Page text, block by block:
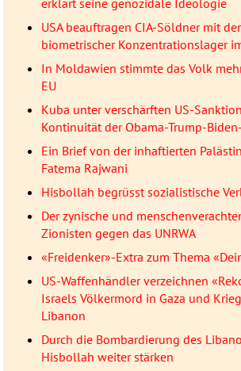
USA beauftragen CIA-Söldner mit
biometrischer Konzentrationslager
In Moldawien stimmte das Volk
EU
Kuba unter verschärften US-
Kontinuität der Obama-Trump-
Ein Brief von der inhaftierten
Fatema Rajwani
Hisbollah begrüsst sozialistische
Der zynische und
Zionisten gegen das UNRWA
«Freidenker»-Extra zum Thema
US-Waffenhändler verzeichnen
Israels Völkermord in Gaza und
Libanon
Durch die Bombardierung des
Hisbollah weiter stärken